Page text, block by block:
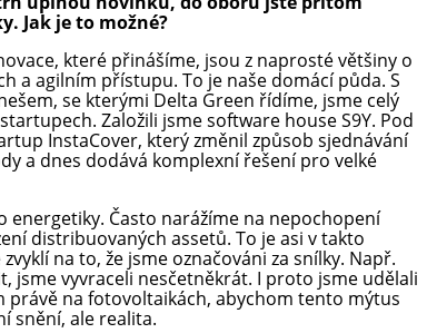
Jak je to možné?
které přinášíme, jsou z naprosté většiny o
a agilním přístupu. To je naše domácí půda. S
se kterými Delta Green řídíme, jsme celý
Založili jsme software house S9Y. Pod
InstaCover, který změnil způsob sjednávání
a dnes dodává komplexní řešení pro velké
Často narážíme na nepochopení
distribuovaných assetů. To je asi v takto
na to, že jsme označováni za snílky. Např.
jsme vyvraceli nesčetněkrát. I proto jsme udělali
právě na fotovoltaikách, abychom tento mýtus
snění, ale realita.